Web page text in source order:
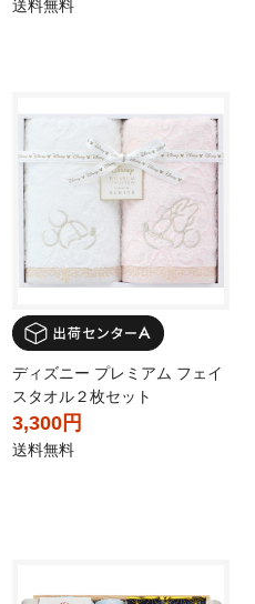
送料無料
ディズニー プレミアム フェイ
スタオル２枚セット
3,300円
送料無料